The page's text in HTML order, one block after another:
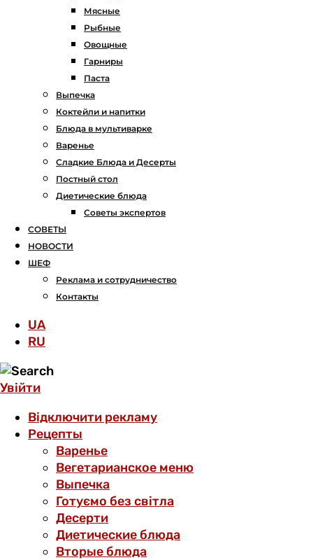
Мясные
Рыбные
Овощные
Гарниры
Паста
Выпечка
Коктейли и напитки
Блюда в мультиварке
Варенье
Сладкие Блюда и Десерты
Постный стол
Диетические блюда
Советы экспертов
СОВЕТЫ
НОВОСТИ
ШЕФ
Реклама и сотрудничество
Контакты
UA
RU
Увійти
Відключити рекламу
Рецепты
Варенье
Вегетарианское меню
Выпечка
Готуємо без світла
Десерти
Диетические блюда
Вторые блюда